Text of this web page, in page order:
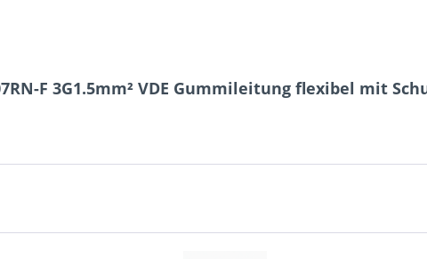
F 3G1.5mm² VDE Gummileitung flexibel mit